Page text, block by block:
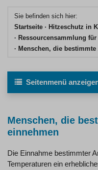
Sie befinden sich hier:
Startseite
Hitzeschutz in
Ressourcensammlung
Menschen, die
Seitenmenü
Menschen, die
einnehmen
Die Einnahme bestimmter
Temperaturen ein